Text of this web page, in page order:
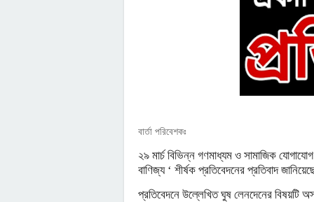
বার্তা পরিবেশকঃ
২৯ মার্চ বিভিন্ন গণমাধ্যম ও সামাজিক
বাণিজ্য ‘ শীর্ষক প্রতিবেদনের প্রতিবাদ
প্রতিবেদনে উল্লেখিত ঘুষ লেনদেনের বিষয়টি